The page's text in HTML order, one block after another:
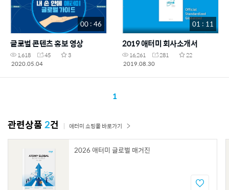
00 : 46
글로벌 콘텐츠 홍보 영상
1,618 45
3
2020.05.04
01 : 11
2019 애터미 회사소개서
16,261 281
22
2019.08.30
1
관련상품2건 애터미 쇼핑몰 바로가기
2026 애터미 글로벌 매거진